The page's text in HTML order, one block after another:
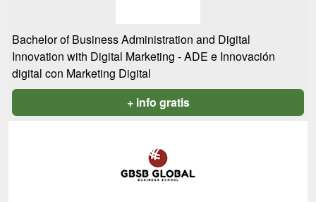
Bachelor of Business Administration and Digital
Innovation with Digital Marketing - ADE e Innovación
digital con Marketing Digital
+ info gratis